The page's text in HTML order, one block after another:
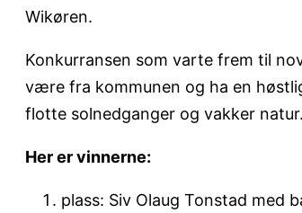
Wikøren.
Konkurransen som varte frem til
være fra kommunen og ha en
flotte solnedganger og vakker natur.
Her er vinnerne:
plass: Siv Olaug Tonstad med